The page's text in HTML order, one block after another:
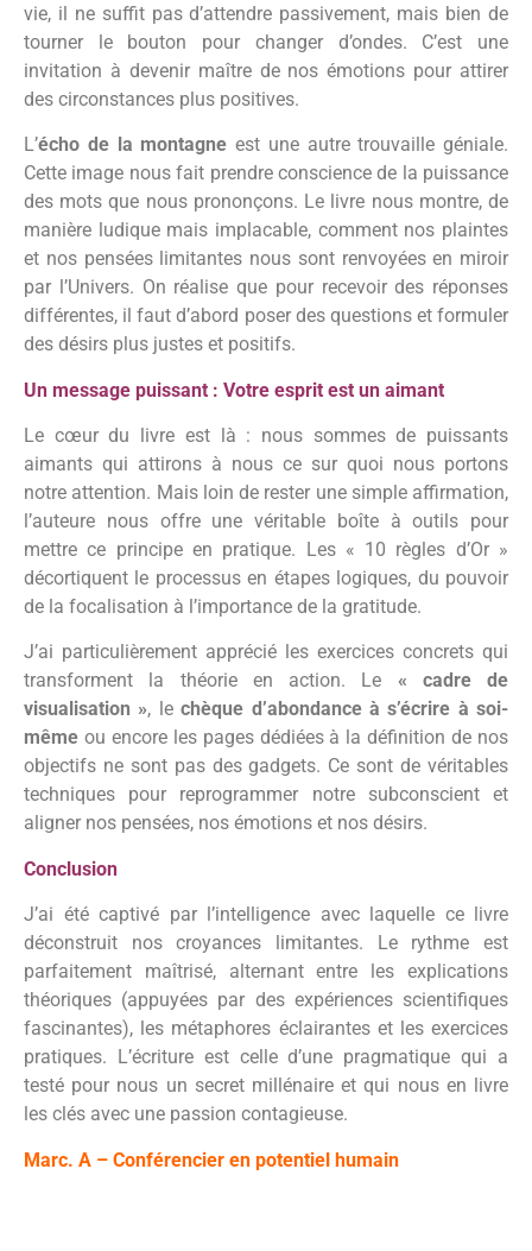
vie, il ne suffit pas d’attendre passivement, mais bien de
tourner le bouton pour changer d’ondes. C’est une
invitation à devenir maître de nos émotions pour attirer
des circonstances plus positives.
L’écho de la montagne est une autre trouvaille géniale.
Cette image nous fait prendre conscience de la puissance
des mots que nous prononçons. Le livre nous montre, de
manière ludique mais implacable, comment nos plaintes
et nos pensées limitantes nous sont renvoyées en miroir
par l’Univers. On réalise que pour recevoir des réponses
différentes, il faut d’abord poser des questions et formuler
des désirs plus justes et positifs.
Un message puissant : Votre esprit est un aimant
Le cœur du livre est là : nous sommes de puissants
aimants qui attirons à nous ce sur quoi nous portons
notre attention. Mais loin de rester une simple affirmation,
l’auteure nous offre une véritable boîte à outils pour
mettre ce principe en pratique. Les « 10 règles d’Or »
décortiquent le processus en étapes logiques, du pouvoir
de la focalisation à l’importance de la gratitude.
J’ai particulièrement apprécié les exercices concrets qui
transforment la théorie en action. Le « cadre de
visualisation », lechèque d’abondance à s’écrire à soi-
même ou encore les pages dédiées à la définition de nos
objectifs ne sont pas des gadgets. Ce sont de véritables
techniques pour reprogrammer notre subconscient et
aligner nos pensées, nos émotions et nos désirs.
Conclusion
J’ai été captivé par l’intelligence avec laquelle ce livre
déconstruit nos croyances limitantes. Le rythme est
parfaitement maîtrisé, alternant entre les explications
théoriques (appuyées par des expériences scientifiques
fascinantes), les métaphores éclairantes et les exercices
pratiques. L’écriture est celle d’une pragmatique qui a
testé pour nous un secret millénaire et qui nous en livre
les clés avec une passion contagieuse.
Marc. A – Conférencier en potentiel humain